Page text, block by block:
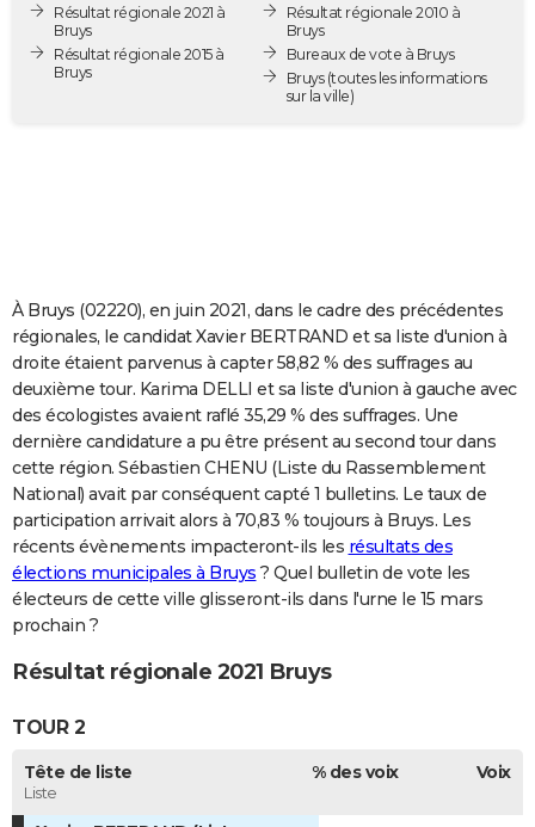
Destinations
City break
Voyage nature
Voyage de noces
Forum
PHOTO
GUIDES D'ACHAT
COPAINS D'AVANT
S'inscrire
Se connecter
Lycées
Collèges
Primaires
Universités
Entreprises
Service militaire
Avis de recherche
AVIS DE DÉCÈS
FORUM
Bricolage
Lifestyle
Culture
Sport
Auto
Television
Voyage
Cinema
Résultat régionale 2021 à
Bruys
Résultat régionale 2015 à
Bruys
Résultat régionale 2010 à
Bruys
Bureaux de vote à Bruys
Bruys(toutes les informations
sur la ville)
À Bruys (02220), en juin 2021, dans le cadre des précédentes
régionales, le candidat Xavier BERTRAND et sa liste d'union à
droite étaient parvenus à capter 58,82 % des suffrages au
deuxième tour. Karima DELLI et sa liste d'union à gauche avec
des écologistes avaient raflé 35,29 % des suffrages. Une
dernière candidature a pu être présent au second tour dans
cette région. Sébastien CHENU (Liste du Rassemblement
National) avait par conséquent capté 1 bulletins. Le taux de
participation arrivait alors à 70,83 % toujours à Bruys. Les
récents évènements impacteront-ils les résultats des
élections municipales à Bruys ? Quel bulletin de vote les
électeurs de cette ville glisseront-ils dans l'urne le 15 mars
prochain ?
Résultat régionale 2021 Bruys
TOUR 2
Tête de liste
Liste
% des voix Voix